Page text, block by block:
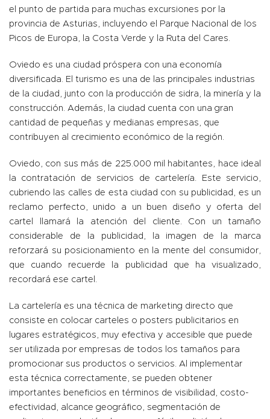
el punto de partida para muchas excursiones por la
provincia de Asturias, incluyendo el Parque Nacional de los
Picos de Europa, la Costa Verde y la Ruta del Cares.
Oviedo es una ciudad próspera con una economía
diversificada. El turismo es una de las principales industrias
de la ciudad, junto con la producción de sidra, la minería y la
construcción. Además, la ciudad cuenta con una gran
cantidad de pequeñas y medianas empresas, que
contribuyen al crecimiento económico de la región.
Oviedo, con sus más de 225.000 mil habitantes, hace ideal
la contratación de servicios de cartelería. Este servicio,
cubriendo las calles de esta ciudad con su publicidad, es un
reclamo perfecto, unido a un buen diseño y oferta del
cartel llamará la atención del cliente. Con un tamaño
considerable de la publicidad, la imagen de la marca
reforzará su posicionamiento en la mente del consumidor,
que cuando recuerde la publicidad que ha visualizado,
recordará ese cartel.
La cartelería es una técnica de marketing directo que
consiste en colocar carteles o posters publicitarios en
lugares estratégicos, muy efectiva y accesible que puede
ser utilizada por empresas de todos los tamaños para
promocionar sus productos o servicios. Al implementar
esta técnica correctamente, se pueden obtener
importantes beneficios en términos de visibilidad, costo-
efectividad, alcance geográfico, segmentación de